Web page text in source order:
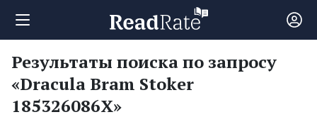
Поиск
Новости
Результаты поиска по запросу
«Dracula Bram Stoker
185326086X»